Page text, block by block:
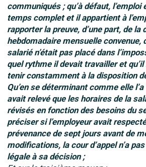
communiqués ; qu’à défaut, l’emploi
temps complet et il appartient à
rapporter la preuve, d’une part, de la
hebdomadaire mensuelle convenue,
salarié n’était pas placé dans
quel rythme il devait travailler et qu’il
tenir constamment à la disposition
Qu’en se déterminant comme elle
avait relevé que les horaires de la
révisés en fonction des besoins du
préciser si l’employeur avait
prévenance de sept jours avant de
modifications, la cour d’appel n’a
légale à sa décision ;